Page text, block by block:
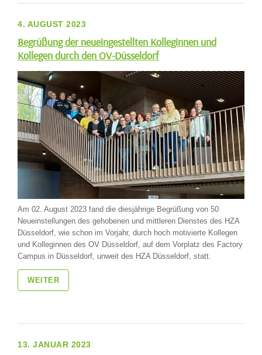
4. AUGUST 2023
Begrüßung der neueingestellten Kolleginnen und
Kollegen durch den OV-Düsseldorf
Am 02. August 2023 fand die diesjährige Begrüßung von 50
Neueinstellungen des gehobenen und mittleren Dienstes des HZA
Düsseldorf, wie schon im Vorjahr, durch hoch motivierte Kollegen
und Kolleginnen des OV Düsseldorf, auf dem Vorplatz des Factory
Campus in Düsseldorf, unweit des HZA Düsseldorf, statt.
WEITER
13. JANUAR 2023